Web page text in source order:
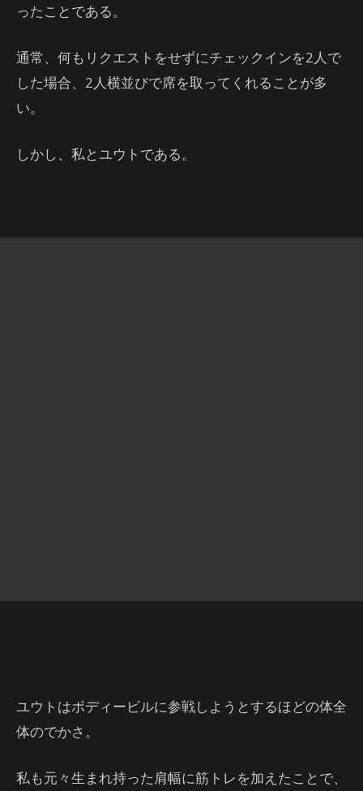
ったことである。
通常、何もリクエストをせずにチェックインを2人で
した場合、2人横並びで席を取ってくれることが多
い。
しかし、私とユウトである。
ユウトはボディービルに参戦しようとするほどの体全
体のでかさ。
私も元々生まれ持った肩幅に筋トレを加えたことで、